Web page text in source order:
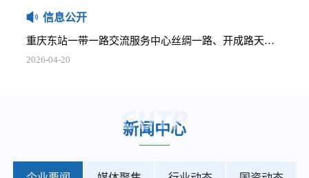
树立正确政绩观，要牢记这两个理念
习近平党建思想内涵要义
信息公开
2026-04-20
重庆东站一带一路交流服务中心丝绸一路、开成路天然气管道迁改安全评估比选公告
2026-04-20
马家岩小微地块招租公告
加州实验小学小微地块招租公告
新闻中心